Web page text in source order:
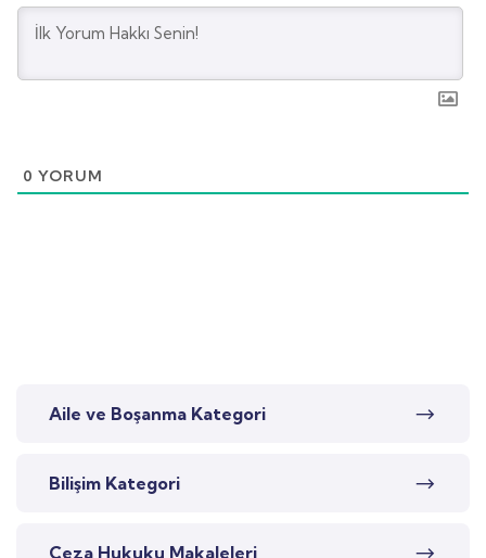
0 YORUM
Aile ve Boşanma Kategori
Bilişim Kategori
Ceza Hukuku Makaleleri